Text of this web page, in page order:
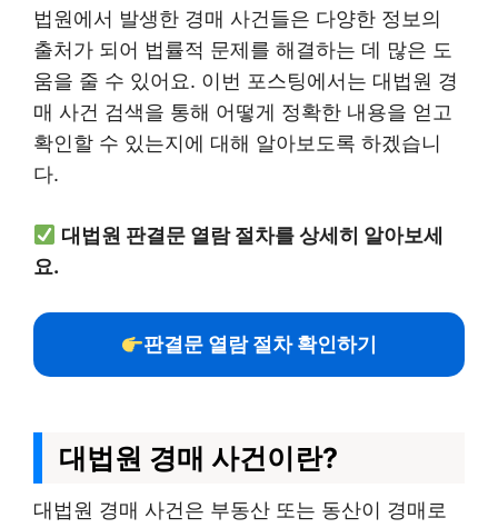
법원에서 발생한 경매 사건들은 다양한 정보의
출처가 되어 법률적 문제를 해결하는 데 많은 도
움을 줄 수 있어요. 이번 포스팅에서는 대법원 경
매 사건 검색을 통해 어떻게 정확한 내용을 얻고
확인할 수 있는지에 대해 알아보도록 하겠습니
다.
대법원 판결문 열람 절차를 상세히 알아보세
요.
판결문 열람 절차 확인하기
대법원 경매 사건이란?
대법원 경매 사건은 부동산 또는 동산이 경매로